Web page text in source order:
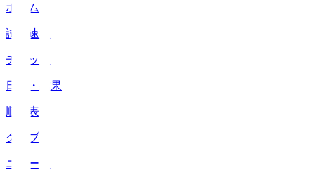
ホーム
試合速報
チケット
日程・結果
順位表
クラブ
ニュース